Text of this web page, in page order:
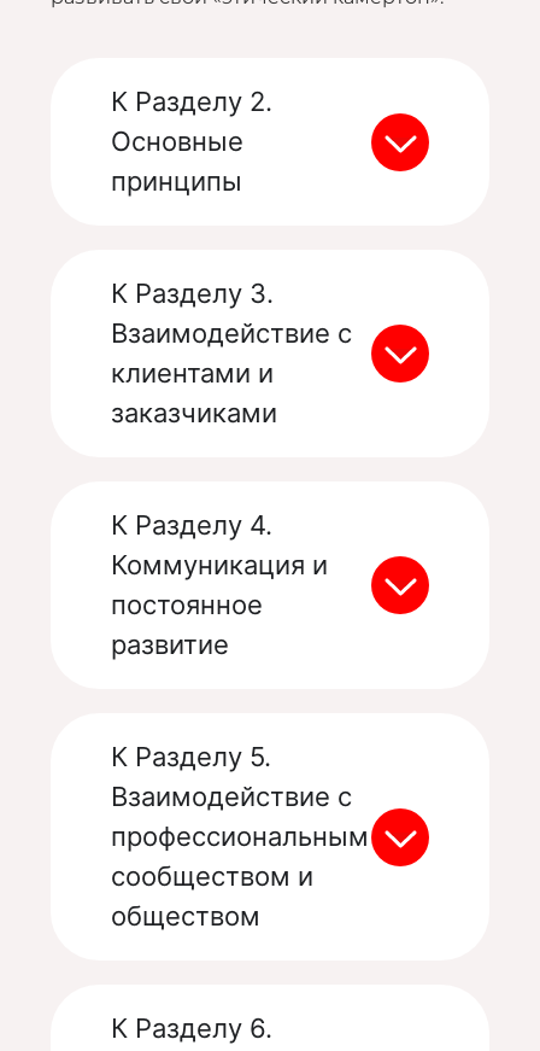
К Разделу 2.
Основные
принципы
К Разделу 3.
Взаимодействие с
клиентами и
заказчиками
К Разделу 4.
Коммуникация и
постоянное
развитие
К Разделу 5.
Взаимодействие с
профессиональным
сообществом и
обществом
К Разделу 6.